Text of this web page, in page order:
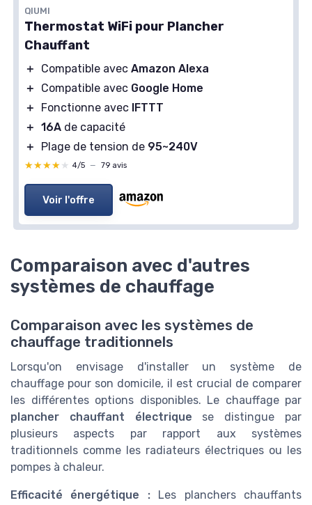
QIUMI
Thermostat WiFi pour Plancher
Chauffant
＋ Compatible avec Amazon Alexa
＋
Compatible avec Google Home
＋
Fonctionne avec IFTTT
＋ 16A de capacité
＋
Plage de tension de 95~240V
★★★★★
★★★★★ 4/5 — 79 avis
Voir l'offre
Comparaison avec d'autres
systèmes de chauffage
Comparaison avec les systèmes de
chauffage traditionnels
Lorsqu'on envisage d'installer un système de
chauffage pour son domicile, il est crucial de comparer
les différentes options disponibles. Le chauffage par
plancher chauffant électrique se distingue par
plusieurs aspects par rapport aux systèmes
traditionnels comme les radiateurs électriques ou les
pompes à chaleur.
Efficacité énergétique :Les planchers chauffants